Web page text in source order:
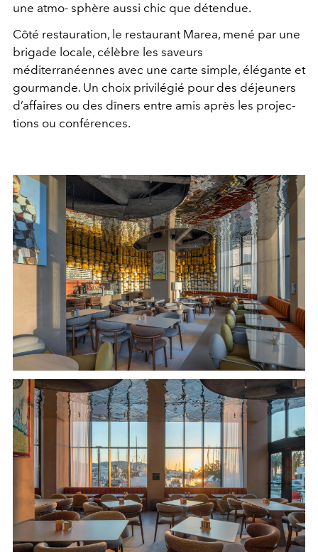
une atmo- sphère aussi chic que détendue.
Côté restauration, le restaurant Marea, mené par une
brigade locale, célèbre les saveurs
méditerranéennes avec une carte simple, élégante et
gourmande. Un choix privilégié pour des déjeuners
d’affaires ou des dîners entre amis après les projec-
tions ou conférences.